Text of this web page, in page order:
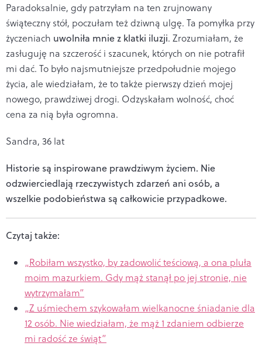
Paradoksalnie, gdy patrzyłam na ten zrujnowany
świąteczny stół, poczułam też dziwną ulgę. Ta pomyłka przy
życzeniach uwolniła mnie z klatki iluzji. Zrozumiałam, że
zasługuję na szczerość i szacunek, których on nie potrafił
mi dać. To było najsmutniejsze przedpołudnie mojego
życia, ale wiedziałam, że to także pierwszy dzień mojej
nowego, prawdziwej drogi. Odzyskałam wolność, choć
cena za nią była ogromna.
Sandra, 36 lat
Historie są inspirowane prawdziwym życiem. Nie
odzwierciedlają rzeczywistych zdarzeń ani osób, a
wszelkie podobieństwa są całkowicie przypadkowe.
Czytaj także:
„Robiłam wszystko, by zadowolić teściową, a ona pluła
moim mazurkiem. Gdy mąż stanął po jej stronie, nie
wytrzymałam”
„Z uśmiechem szykowałam wielkanocne śniadanie dla
12 osób. Nie wiedziałam, że mąż 1 zdaniem odbierze
mi radość ze świąt”